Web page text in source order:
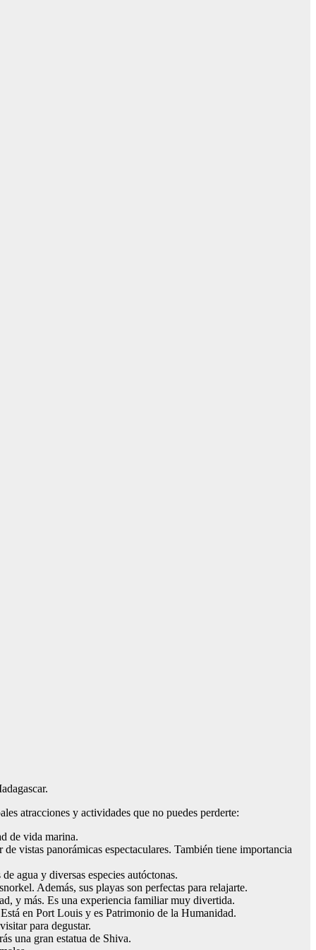
atracciones y actividades que no puedes perderte:
de vida marina.
vistas panorámicas espectaculares. También tiene importancia
agua y diversas especies autóctonas.
Además, sus playas son perfectas para relajarte.
y más. Es una experiencia familiar muy divertida.
en Port Louis y es Patrimonio de la Humanidad.
para degustar.
una gran estatua de Shiva.